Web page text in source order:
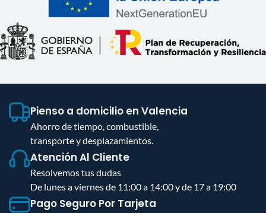
Pienso a domicilio en Valencia
Ahorro de tiempo, combustible,
transporte y desplazamientos.
Atención Al Cliente
Resolvemos tus dudas
De lunes a viernes de 11:00 a 14:00 y de 17 a 19:00
Pago Seguro Por Tarjeta